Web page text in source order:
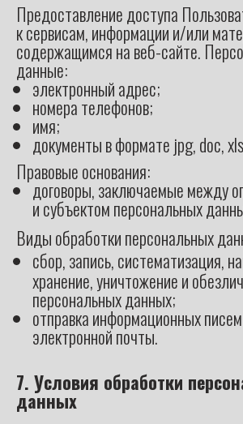
Предоставление доступа
к сервисам, информации и/или
содержащимся на веб-сайте.
данные:
электронный адрес;
номера телефонов;
имя;
документы в формате jpg, doc,
Правовые основания:
договоры, заключаемые между
и субъектом персональных
Виды обработки персональных
сбор, запись, систематизация,
хранение, уничтожение и
персональных данных;
отправка информационных
электронной почты.
7. Условия обработки
данных